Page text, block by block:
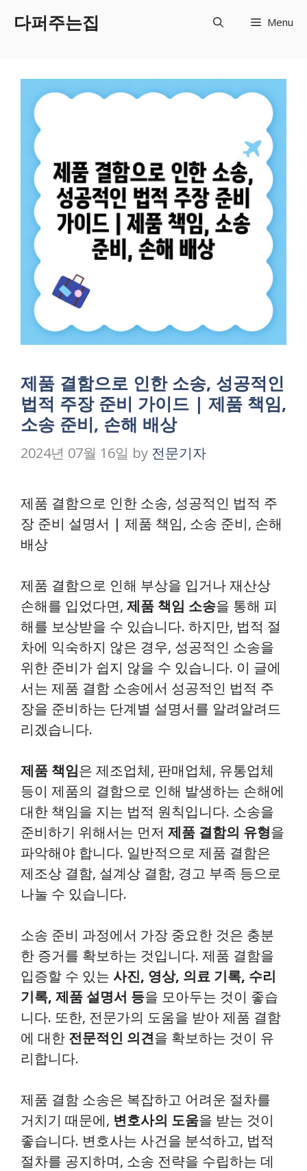
다퍼주는집 Menu
제품 결함으로 인한 소송, 성공적인
법적 주장 준비 가이드 | 제품 책임,
소송 준비, 손해 배상
2024년 07월 16일 by 전문기자
제품 결함으로 인한 소송, 성공적인 법적 주
장 준비 설명서 | 제품 책임, 소송 준비, 손해
배상
제품 결함으로 인해 부상을 입거나 재산상
손해를 입었다면, 제품 책임 소송을 통해 피
해를 보상받을 수 있습니다. 하지만, 법적 절
차에 익숙하지 않은 경우, 성공적인 소송을
위한 준비가 쉽지 않을 수 있습니다. 이 글에
서는 제품 결함 소송에서 성공적인 법적 주
장을 준비하는 단계별 설명서를 알려알려드
리겠습니다.
제품 책임은 제조업체, 판매업체, 유통업체
등이 제품의 결함으로 인해 발생하는 손해에
대한 책임을 지는 법적 원칙입니다. 소송을
준비하기 위해서는 먼저 제품 결함의 유형을
파악해야 합니다. 일반적으로 제품 결함은
제조상 결함, 설계상 결함, 경고 부족 등으로
나눌 수 있습니다.
소송 준비 과정에서 가장 중요한 것은 충분
한 증거를 확보하는 것입니다. 제품 결함을
입증할 수 있는 사진, 영상, 의료 기록, 수리
기록, 제품 설명서 등을 모아두는 것이 좋습
니다. 또한, 전문가의 도움을 받아 제품 결함
에 대한 전문적인 의견을 확보하는 것이 유
리합니다.
제품 결함 소송은 복잡하고 어려운 절차를
거치기 때문에, 변호사의 도움을 받는 것이
좋습니다. 변호사는 사건을 분석하고, 법적
절차를 공지하며, 소송 전략을 수립하는 데